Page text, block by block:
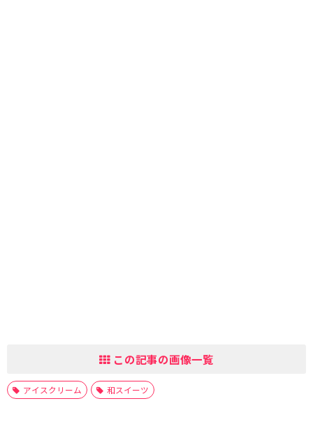
この記事の画像一覧
アイスクリーム 和スイーツ